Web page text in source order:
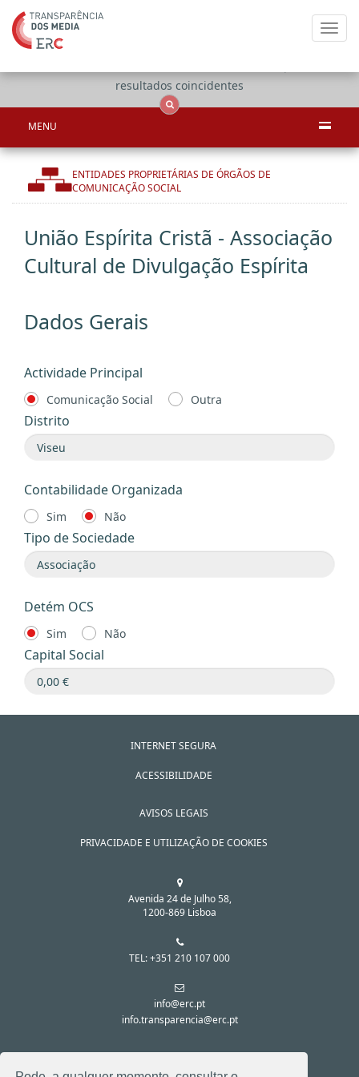
resultados coincidentes
MENU
ENTIDADES PROPRIETÁRIAS DE ÓRGÃOS DE
COMUNICAÇÃO SOCIAL
União Espírita Cristã - Associação
Cultural de Divulgação Espírita
Dados Gerais
Actividade Principal
Comunicação Social Outra
Distrito
Contabilidade Organizada
Sim Não
Tipo de Sociedade
Detém OCS
Sim Não
Capital Social
INTERNET SEGURA
ACESSIBILIDADE
AVISOS LEGAIS
PRIVACIDADE E UTILIZAÇÃO DE COOKIES
Avenida 24 de Julho 58,
1200-869 Lisboa
TEL: +351 210 107 000
info@erc.pt
info.transparencia@erc.pt